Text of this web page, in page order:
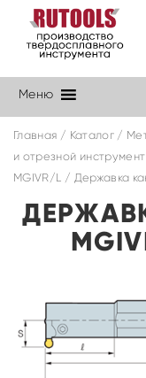
Меню
Главная / Каталог/
и отрезной инструмент
MGIVR/L / Державка